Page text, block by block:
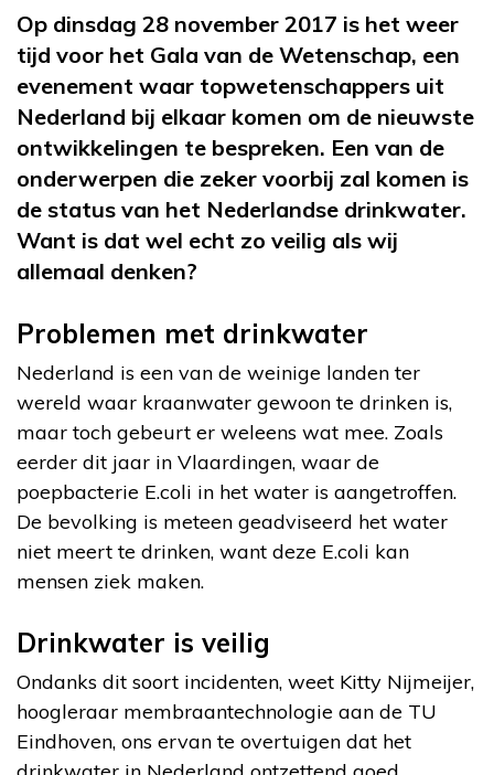
Op dinsdag 28 november 2017 is het weer
tijd voor het Gala van de Wetenschap, een
evenement waar topwetenschappers uit
Nederland bij elkaar komen om de nieuwste
ontwikkelingen te bespreken. Een van de
onderwerpen die zeker voorbij zal komen is
de status van het Nederlandse drinkwater.
Want is dat wel echt zo veilig als wij
allemaal denken?
Problemen met drinkwater
Nederland is een van de weinige landen ter
wereld waar kraanwater gewoon te drinken is,
maar toch gebeurt er weleens wat mee. Zoals
eerder dit jaar in Vlaardingen, waar de
poepbacterie E.coli in het water is aangetroffen.
De bevolking is meteen geadviseerd het water
niet meert te drinken, want deze E.coli kan
mensen ziek maken.
Drinkwater is veilig
Ondanks dit soort incidenten, weet Kitty Nijmeijer,
hoogleraar membraantechnologie aan de TU
Eindhoven, ons ervan te overtuigen dat het